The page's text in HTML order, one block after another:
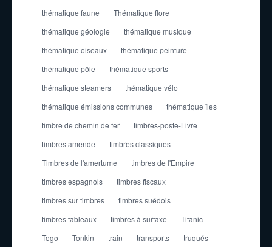
thématique faune
Thématique flore
thématique géologie
thématique musique
thématique oiseaux
thématique peinture
thématique pôle
thématique sports
thématique steamers
thématique vélo
thématique émissions communes
thématique îles
timbre de chemin de fer
timbres-poste-Livre
timbres amende
timbres classiques
Timbres de l'amertume
timbres de l'Empire
timbres espagnols
timbres fiscaux
timbres sur timbres
timbres suédois
timbres tableaux
timbres à surtaxe
Titanic
Togo
Tonkin train transports
truqués